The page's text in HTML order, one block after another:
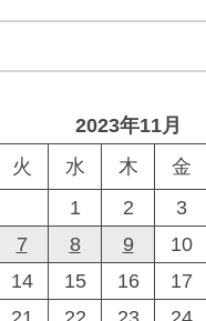
2023年11月
火
水 木 金
1
2 3
7
8 9 10
14
15 16 17